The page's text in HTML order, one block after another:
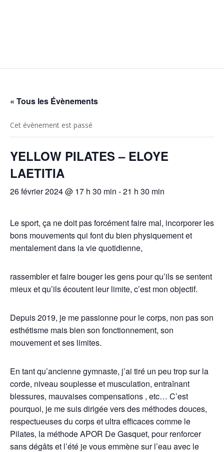
« Tous les Évènements
Cet évènement est passé
YELLOW PILATES – ELOYE
LAETITIA
26 février 2024 @ 17 h 30 min -21 h 30 min
Le sport, ça ne doit pas forcément faire mal, incorporer les
bons mouvements qui font du bien physiquement et
mentalement dans la vie quotidienne,
rassembler et faire bouger les gens pour qu’ils se sentent
mieux et qu’ils écoutent leur limite, c’est mon objectif.
Depuis 2019, je me passionne pour le corps, non pas son
esthétisme mais bien son fonctionnement, son
mouvement et ses limites.
En tant qu’ancienne gymnaste, j’ai tiré un peu trop sur la
corde, niveau souplesse et musculation, entraînant
blessures, mauvaises compensations , etc… C’est
pourquoi, je me suis dirigée vers des méthodes douces,
respectueuses du corps et ultra efficaces comme le
Pilates, la méthode APOR De Gasquet, pour renforcer
sans dégâts et l’été je vous emmène sur l’eau avec le